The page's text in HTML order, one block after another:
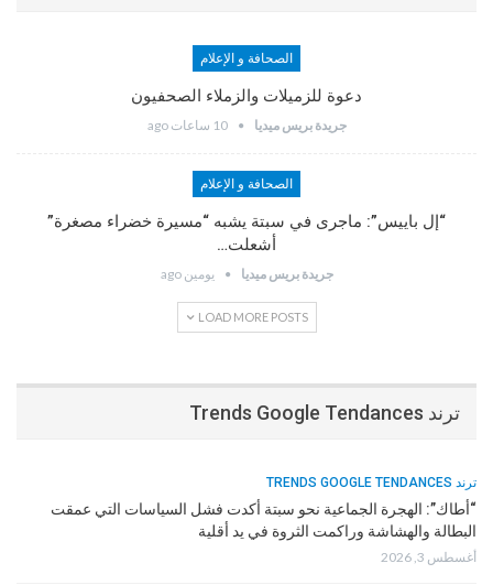
الصحافة و الإعلام
دعوة للزميلات والزملاء الصحفيون
جريدة بريس ميديا 10 ساعات ago
الصحافة و الإعلام
“إل باييس”: ماجرى في سبتة يشبه “مسيرة خضراء مصغرة”
أشعلت…
جريدة بريس ميديا يومين ago
LOAD MORE POSTS
ترند Trends Google Tendances
ترند TRENDS GOOGLE TENDANCES
“أطاك”: الهجرة الجماعية نحو سبتة أكدت فشل السياسات التي عمقت
البطالة والهشاشة وراكمت الثروة في يد أقلية
أغسطس 3, 2026